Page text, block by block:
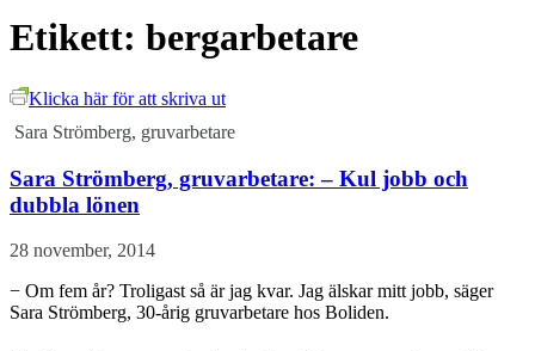
Etikett: bergarbetare
Klicka här för att skriva ut
Sara Strömberg, gruvarbetare
Sara Strömberg, gruvarbetare: – Kul jobb och
dubbla lönen
28 november, 2014
− Om fem år? Troligast så är jag kvar. Jag älskar mitt jobb, säger
Sara Strömberg, 30-årig gruvarbetare hos Boliden.